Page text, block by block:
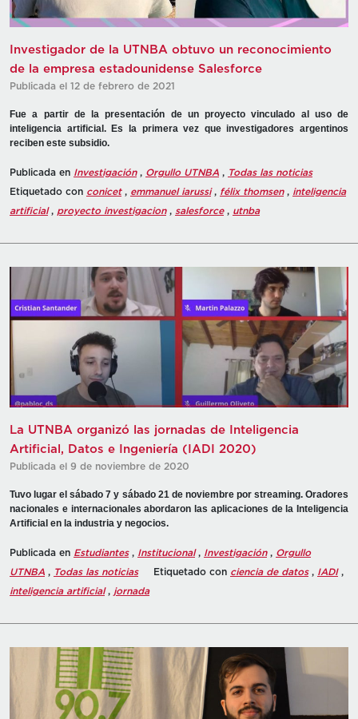
Investigador de la UTNBA obtuvo un reconocimiento
de la empresa estadounidense Salesforce
Publicada el 12 de febrero de 2021
Fue a partir de la presentación de un proyecto vinculado al uso de
inteligencia artificial. Es la primera vez que investigadores argentinos
reciben este subsidio.
Publicada en Investigación, Orgullo UTNBA , Todas las noticias
Etiquetado con conicet, emmanuel iarussi, félix thomsen, inteligencia
artificial, proyecto investigacion, salesforce, utnba
La UTNBA organizó las jornadas de Inteligencia
Artificial, Datos e Ingeniería (IADI 2020)
Publicada el 9 de noviembre de 2020
Tuvo lugar el sábado 7 y sábado 21 de noviembre por streaming. Oradores
nacionales e internacionales abordaron las aplicaciones de la Inteligencia
Artificial en la industria y negocios.
Publicada en Estudiantes, Institucional, Investigación, Orgullo
UTNBA , Todas las noticias Etiquetado con ciencia de datos, IADI,
inteligencia artificial, jornada